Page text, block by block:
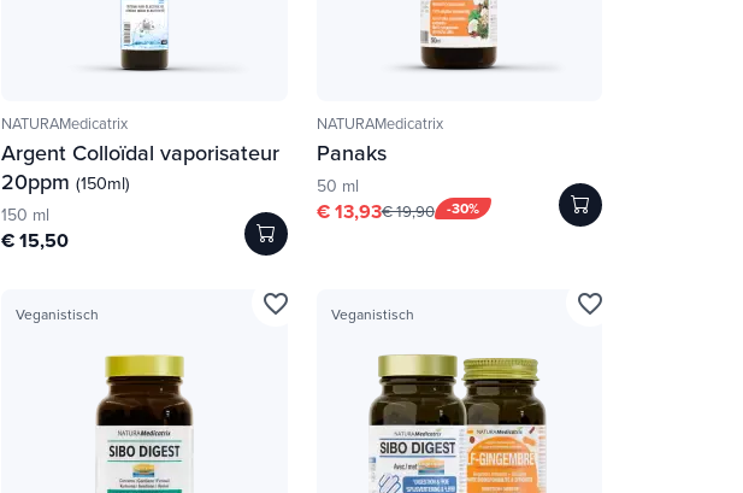
NATURAMedicatrix
Argent Colloïdal vaporisateur
20ppm(150ml)
150 ml
€ 15,50
NATURAMedicatrix
Panaks
50 ml
-30%
€ 13,93€ 19,90
Veganistisch favorite_border Veganistisch favorite_border